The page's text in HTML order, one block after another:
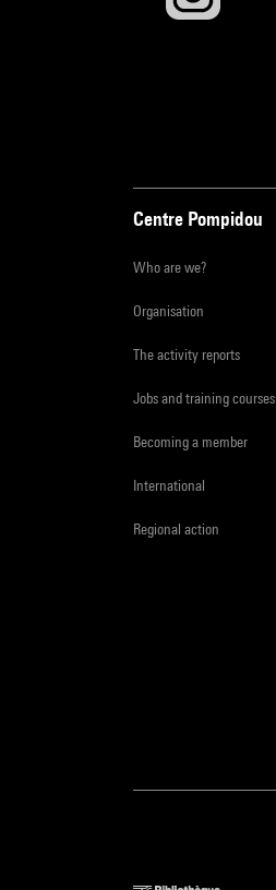
Centre Pompidou
Who are we?
Organisation
The activity reports
Jobs and training courses
Becoming a member
International
Regional action